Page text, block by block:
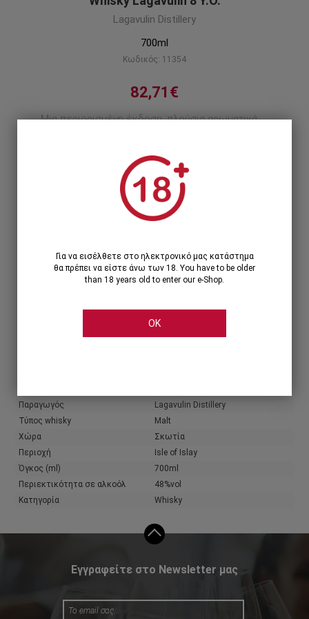
Lagavulin Distillery
700ml
Κωδικός: 11354
82,71€
Μια περιορισμένη έκδοση, πλούσια αρωματικά
Περιγραφή προϊόντος
82,71€
Share
Παραγωγός
Lagavulin Distillery
Τύπος whisky
Malt
Χώρα
Σκωτία
Περιοχή
Isle of Islay
Όγκος (ml)
700ml
Περιεκτικότητα σε αλκοόλ
48%vol
Κατηγορία
Whisky
Εγγραφείτε στο Newsletter μας
Για να εισέλθετε στο ηλεκτρονικό μας κατάστημα
θα πρέπει να είστε άνω των 18. You have to be older
than 18 years old to enter our e-Shop.
OK